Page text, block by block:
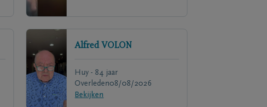
Alfred VOLON
Huy - 84 jaar
Overleden08/08/2026
Bekijken